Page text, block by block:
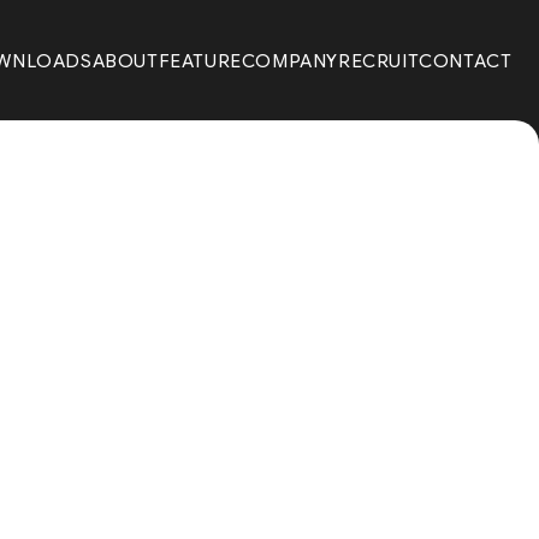
ABOUTFEATURECOMPANYRECRUITCONTACT